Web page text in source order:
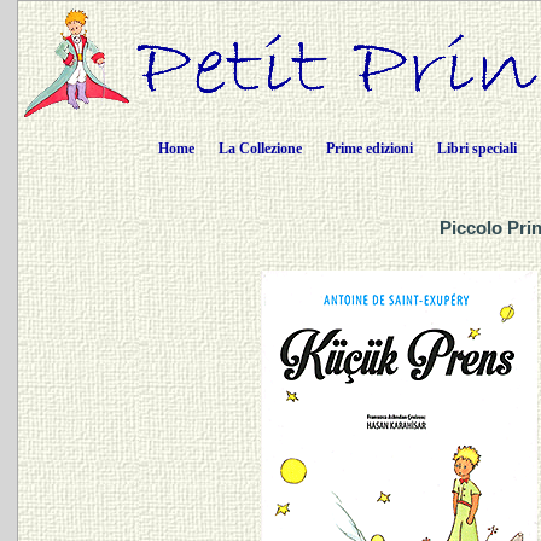
Home La Collezione Prime edizioni Libri speciali
Piccolo